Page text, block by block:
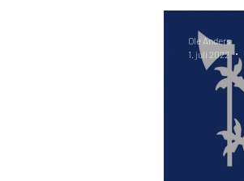
Arbeidsliv
Ole Anders
1. juli 2022